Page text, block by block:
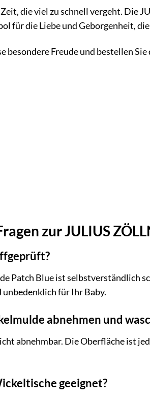
die viel zu schnell vergeht. Die
für die Liebe und Geborgenheit,
besondere Freude und bestellen
zur JULIUS
Patch Blue ist
für Ihr Baby.
abnehmen und
abnehmbar. Die Oberfläche ist
geeignet?